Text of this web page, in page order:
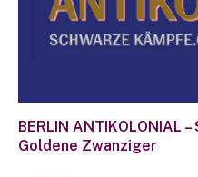
BERLIN ANTIKOLONIAL
Goldene Zwanziger